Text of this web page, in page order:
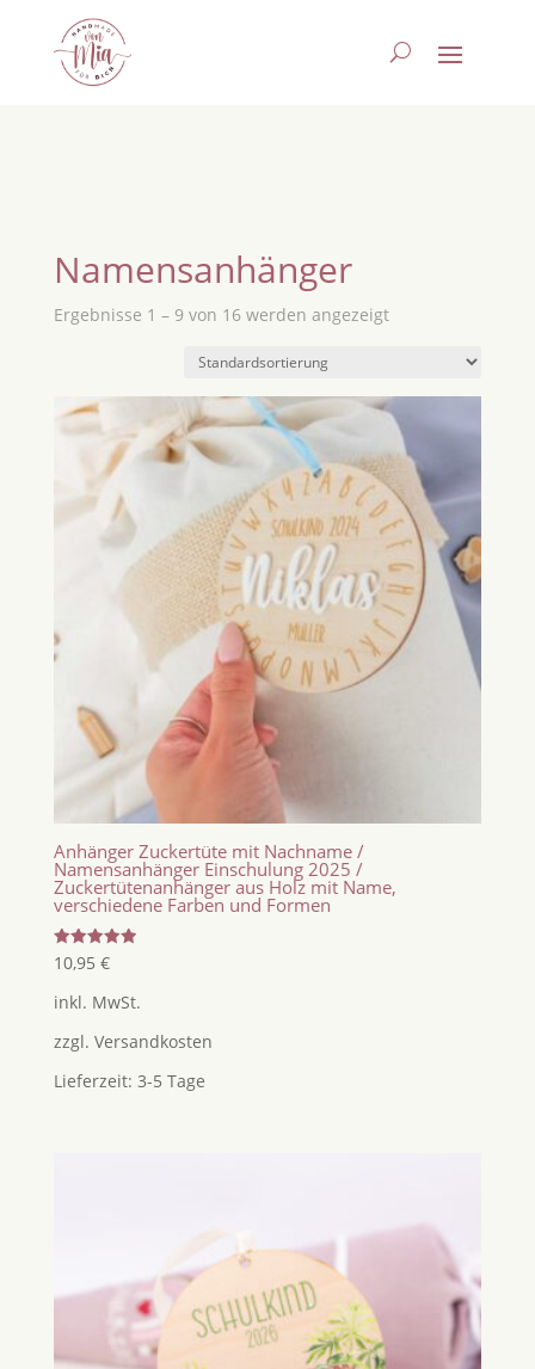
Namensanhänger
Ergebnisse 1 – 9 von 16 werden angezeigt
Anhänger Zuckertüte mit Nachname /
Namensanhänger Einschulung 2025 /
Zuckertütenanhänger aus Holz mit Name,
verschiedene Farben und Formen
Bewertet
mit
von 5
10,95 €
inkl. MwSt.
zzgl. Versandkosten
Lieferzeit: 3-5 Tage